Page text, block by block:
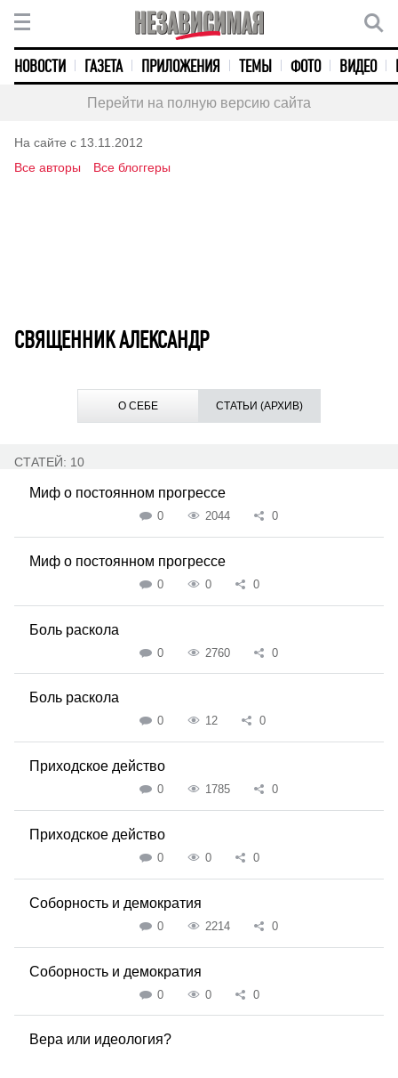
НОВОСТИ ГАЗЕТА ПРИЛОЖЕНИЯ ТЕМЫ ФОТО ВИДЕО
Перейти на полную версию сайта
На сайте с 13.11.2012
Все авторы
Все блоггеры
СВЯЩЕННИК АЛЕКСАНДР
О СЕБЕ СТАТЬИ (АРХИВ)
СТАТЕЙ: 10
Миф о постоянном прогрессе
0 2044 0
Миф о постоянном прогрессе
0 0 0
Боль раскола
0 2760 0
Боль раскола
0 12 0
Приходское действо
0 1785 0
Приходское действо
0 0 0
Соборность и демократия
0 2214 0
Соборность и демократия
0 0 0
Вера или идеология?